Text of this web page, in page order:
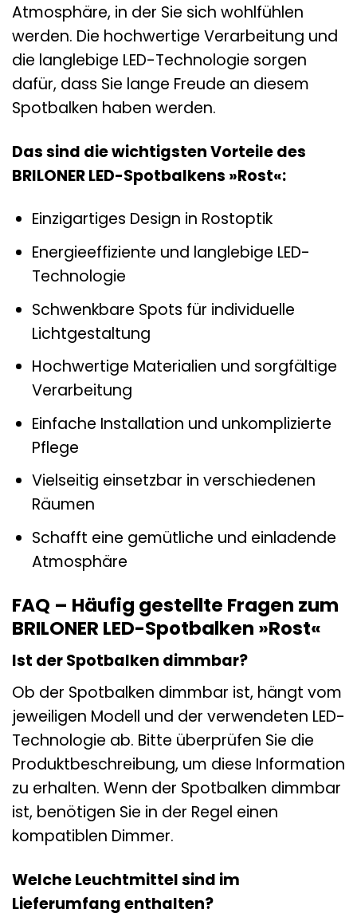
Atmosphäre, in der Sie sich wohlfühlen
werden. Die hochwertige Verarbeitung und
die langlebige LED-Technologie sorgen
dafür, dass Sie lange Freude an diesem
Spotbalken haben werden.
Das sind die wichtigsten Vorteile des
BRILONER LED-Spotbalkens »Rost«:
Einzigartiges Design in Rostoptik
Energieeffiziente und langlebige LED-
Technologie
Schwenkbare Spots für individuelle
Lichtgestaltung
Hochwertige Materialien und sorgfältige
Verarbeitung
Einfache Installation und unkomplizierte
Pflege
Vielseitig einsetzbar in verschiedenen
Räumen
Schafft eine gemütliche und einladende
Atmosphäre
FAQ – Häufig gestellte Fragen zum
BRILONER LED-Spotbalken »Rost«
Ist der Spotbalken dimmbar?
Ob der Spotbalken dimmbar ist, hängt vom
jeweiligen Modell und der verwendeten LED-
Technologie ab. Bitte überprüfen Sie die
Produktbeschreibung, um diese Information
zu erhalten. Wenn der Spotbalken dimmbar
ist, benötigen Sie in der Regel einen
kompatiblen Dimmer.
Welche Leuchtmittel sind im
Lieferumfang enthalten?